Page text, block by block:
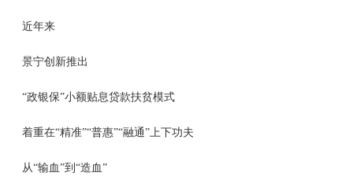
近年来
景宁创新推出
“政银保”小额贴息贷款扶贫模式
着重在“精准”“普惠”“融通”上下功夫
从“输血”到“造血”